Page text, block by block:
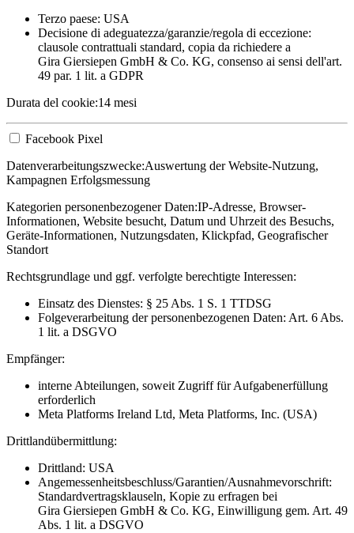
Terzo paese: USA
Decisione di adeguatezza/garanzie/regola di eccezione:
clausole contrattuali standard, copia da richiedere a
Gira Giersiepen GmbH & Co. KG, consenso ai sensi dell'art.
49 par. 1 lit. a GDPR
Durata del cookie:14 mesi
Facebook Pixel
Datenverarbeitungszwecke:Auswertung der Website-Nutzung,
Kampagnen Erfolgsmessung
Kategorien personenbezogener Daten:IP-Adresse, Browser-
Informationen, Website besucht, Datum und Uhrzeit des Besuchs,
Geräte-Informationen, Nutzungsdaten, Klickpfad, Geografischer
Standort
Rechtsgrundlage und ggf. verfolgte berechtigte Interessen:
Einsatz des Dienstes: § 25 Abs. 1 S. 1 TTDSG
Folgeverarbeitung der personenbezogenen Daten: Art. 6 Abs.
1 lit. a DSGVO
Empfänger:
interne Abteilungen, soweit Zugriff für Aufgabenerfüllung
erforderlich
Meta Platforms Ireland Ltd, Meta Platforms, Inc. (USA)
Drittlandübermittlung:
Drittland: USA
Angemessenheitsbeschluss/Garantien/Ausnahmevorschrift:
Standardvertragsklauseln, Kopie zu erfragen bei
Gira Giersiepen GmbH & Co. KG, Einwilligung gem. Art. 49
Abs. 1 lit. a DSGVO